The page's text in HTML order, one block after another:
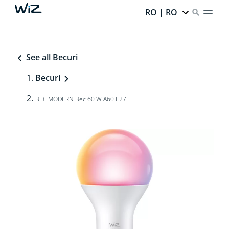
RO | RO
See all Becuri
Becuri
BEC MODERN Bec 60 W A60 E27